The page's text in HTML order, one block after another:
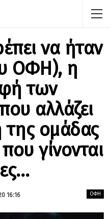
να ήταν
ΟΦΗ), η
των
αλλάζει
της ομάδας
γίνονται
ΟΦΗ
16:16